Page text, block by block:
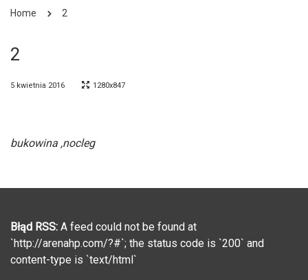
Home 2
2
5 kwietnia 2016 1280x847
bukowina ,nocleg
Błąd RSS: A feed could not be found at
`http://arenahp.com/?#`; the status code is `200` and
content-type is `text/html`